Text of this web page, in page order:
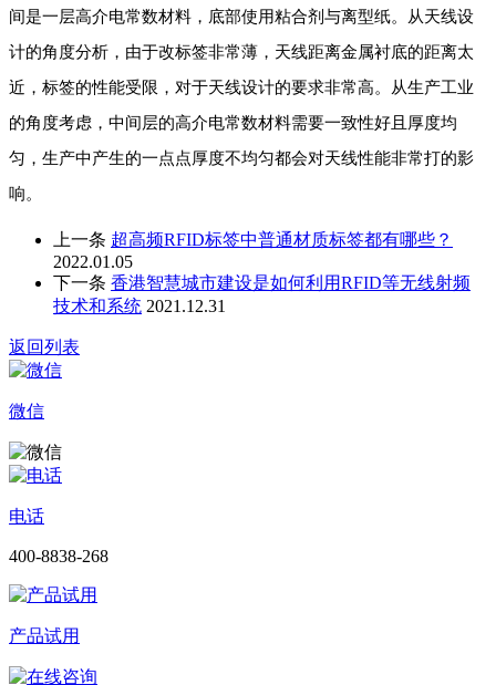
间是一层高介电常数材料，底部使用粘合剂与离型纸。从天线设
计的角度分析，由于改标签非常薄，天线距离金属衬底的距离太
近，标签的性能受限，对于天线设计的要求非常高。从生产工业
的角度考虑，中间层的高介电常数材料需要一致性好且厚度均
匀，生产中产生的一点点厚度不均匀都会对天线性能非常打的影
响。
上一条 超高频RFID标签中普通材质标签都有哪些？
2022.01.05
下一条 香港智慧城市建设是如何利用RFID等无线射频
技术和系统 2021.12.31
返回列表
微信
电话
400-8838-268
产品试用